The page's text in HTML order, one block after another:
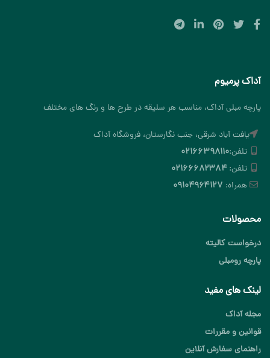
آداک پرمیوم
پارچه مبلی آداک، مناسب هر سلیقه در طرح ها و رنگ های مختلف
یافت آباد شرقی، جنب نگارستان، فروشگاه آداک
تلفن:۰۲۱۶۶۳۹۸۱۱۰
تلفن:۰۲۱۶۶۶۸۲۳۸۴
همراه: ۰۹۱۰۴۹۶۴۱۲۷
محصولات
درخواست کالیته
پارچه رومبلی
لینک های مفید
مجله آداک
قوانین و مقررات
راهنمای سفارش آنلاین